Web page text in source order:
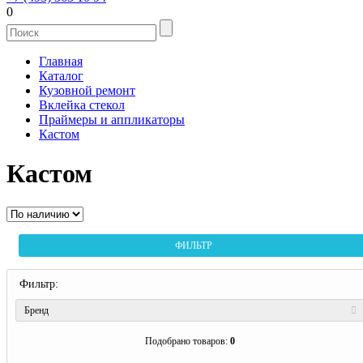
0
Главная
Каталог
Кузовной ремонт
Вклейка стекол
Праймеры и аппликаторы
Кастом
Кастом
ФИЛЬТР
Фильтр:
Бренд
Подобрано товаров:0